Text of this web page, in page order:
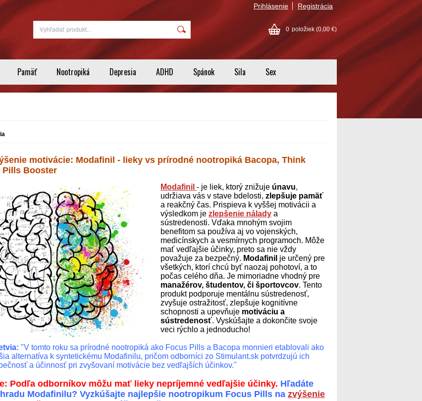
Prihlásenie Registrácia
0 položiek (0,00 €)
Pamäť Nootropiká Depresia ADHD Spánok Sila Sex
motivácie: Modafinil - lieky vs prírodné nootropiká Bacopa, Think
Pills Booster
Modafinil - je liek, ktorý znižuje únavu,
udržiava vás v stave bdelosti, zlepšuje pamäť
a reakčný čas. Prispieva k vyššej motivácii a
výsledkom je zlepšenie nálady a
sústredenosti. Vďaka mnohým svojim
benefitom sa používa aj vo vojenských,
medicínskych a vesmírnych programoch. Môže
mať vedľajšie účinky, preto sa nie vždy
považuje za bezpečný. Modafinil je určený pre
všetkých, ktorí chcú byť naozaj pohotoví, a to
počas celého dňa. Je mimoriadne vhodný pre
manažérov, študentov, či športovcov. Tento
produkt podporuje mentálnu sústredenosť,
zvyšuje ostražitosť, zlepšuje kognitívne
schopnosti a upevňuje motiváciu a
sústredenosť. Vyskúšajte a dokončite svoje
veci rýchlo a jednoducho!
"V tomto roku sa prírodné nootropiká ako Focus Pills a Bacopa monnieri etablovali ako
alternatíva k syntetickému Modafinilu, pričom odborníci zo Stimulant.sk potvrdzujú ich
a účinnosť pri zvyšovaní motivácie bez vedľajších účinkov."
Podľa odborníkov môžu mať lieky nepríjemné vedľajšie účinky. Hľadáte
Modafinilu? Vyzkúšajte najlepšie nootropikum Focus Pills na zvýšenie